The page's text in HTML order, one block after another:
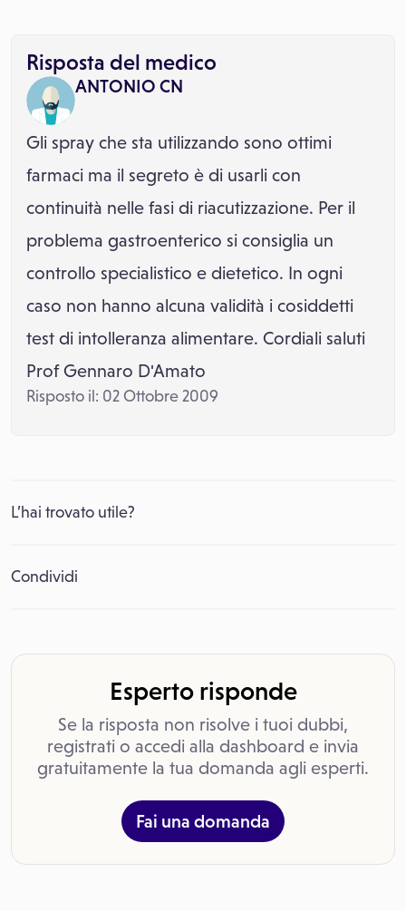
Risposta del medico
ANTONIO CN
Gli spray che sta utilizzando sono ottimi
farmaci ma il segreto è di usarli con
continuità nelle fasi di riacutizzazione. Per il
problema gastroenterico si consiglia un
controllo specialistico e dietetico. In ogni
caso non hanno alcuna validità i cosiddetti
test di intolleranza alimentare. Cordiali saluti
Prof Gennaro D'Amato
Risposto il: 02 Ottobre 2009
L’hai trovato utile?
Condividi
Esperto risponde
Se la risposta non risolve i tuoi dubbi,
registrati o accedi alla dashboard e invia
gratuitamente la tua domanda agli esperti.
Fai una domanda